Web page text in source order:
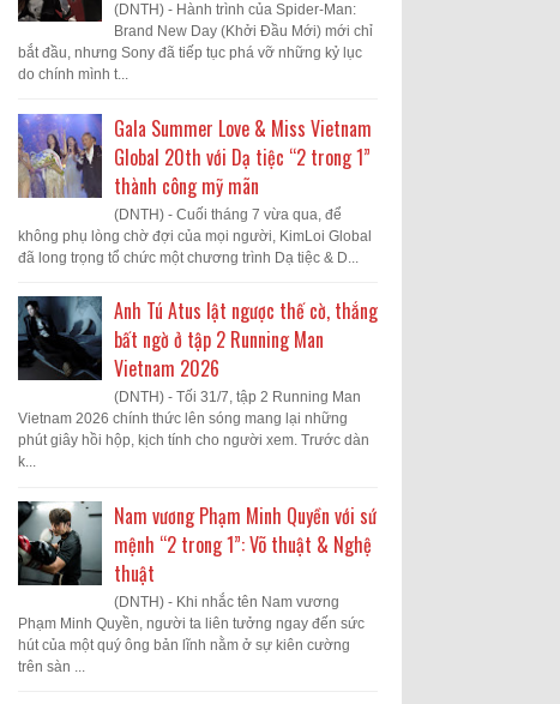
(DNTH) - Hành trình của Spider-Man:
Brand New Day (Khởi Đầu Mới) mới chỉ
bắt đầu, nhưng Sony đã tiếp tục phá vỡ những kỷ lục
do chính mình t...
Gala Summer Love & Miss Vietnam
Global 20th với Dạ tiệc “2 trong 1”
thành công mỹ mãn
(DNTH) - Cuối tháng 7 vừa qua, để
không phụ lòng chờ đợi của mọi người, KimLoi Global
đã long trọng tổ chức một chương trình Dạ tiệc & D...
Anh Tú Atus lật ngược thế cờ, thắng
bất ngờ ở tập 2 Running Man
Vietnam 2026
(DNTH) - Tối 31/7, tập 2 Running Man
Vietnam 2026 chính thức lên sóng mang lại những
phút giây hồi hộp, kịch tính cho người xem. Trước dàn
k...
Nam vương Phạm Minh Quyền với sứ
mệnh “2 trong 1”: Võ thuật & Nghệ
thuật
(DNTH) - Khi nhắc tên Nam vương
Phạm Minh Quyền, người ta liên tưởng ngay đến sức
hút của một quý ông bản lĩnh nằm ở sự kiên cường
trên sàn ...